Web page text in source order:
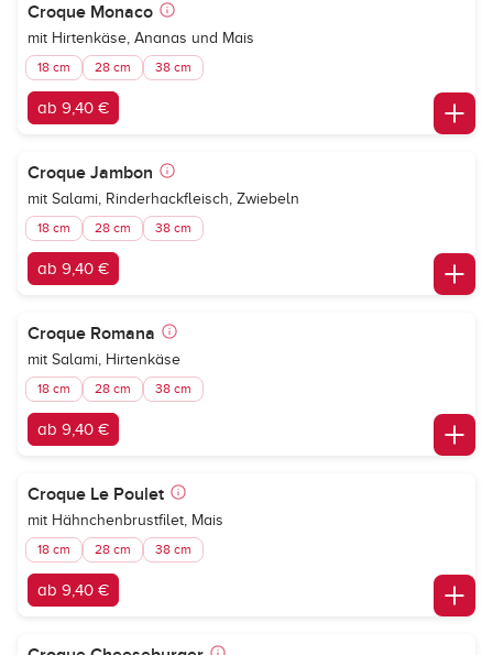
Croque Monaco
mit Hirtenkäse, Ananas und Mais
18 cm 28 cm 38 cm
ab 9,40 €
Croque Jambon
mit Salami, Rinderhackfleisch, Zwiebeln
18 cm 28 cm 38 cm
ab 9,40 €
Croque Romana
mit Salami, Hirtenkäse
18 cm 28 cm 38 cm
ab 9,40 €
Croque Le Poulet
mit Hähnchenbrustfilet, Mais
18 cm 28 cm 38 cm
ab 9,40 €